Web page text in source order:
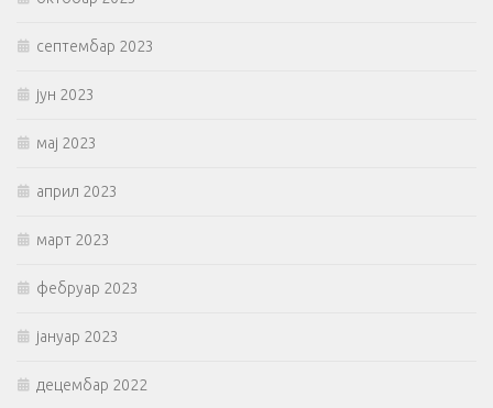
септембар 2023
јун 2023
мај 2023
април 2023
март 2023
фебруар 2023
јануар 2023
децембар 2022